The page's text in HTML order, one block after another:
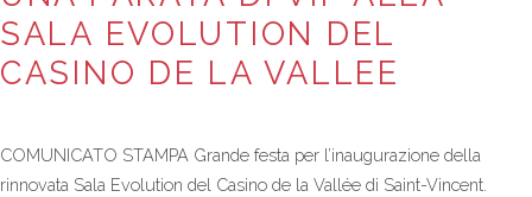
SALA EVOLUTION DEL
CASINO DE LA VALLEE
COMUNICATO STAMPA Grande festa per l’inaugurazione della
rinnovata Sala Evolution del Casino de la Vallée di Saint-Vincent.